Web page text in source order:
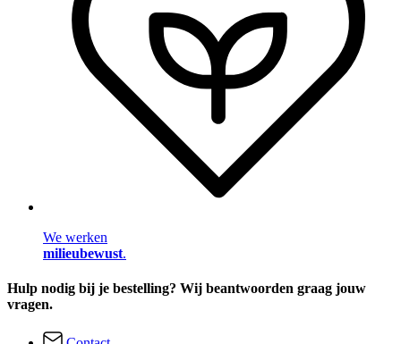
We werken
milieubewust.
Hulp nodig bij je bestelling? Wij beantwoorden graag jouw
vragen.